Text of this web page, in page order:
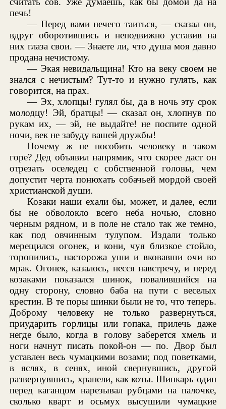
печь!
— Перед вами нечего таиться, — сказал он,
вдруг оборотившись и неподвижно уставив на
них глаза свои. — Знаете ли, что душа моя давно
продана нечистому.
— Экая невидальщина! Кто на веку своем не
знался с нечистым? Тут-то и нужно гулять, как
говорится, на прах.
— Эх, хлопцы! гулял бы, да в ночь эту срок
молодцу! Эй, братцы! — сказал он, хлопнув по
рукам их, — эй, не выдайте! не поспите одной
ночи, век не забуду вашей дружбы!
Почему ж не пособить человеку в таком
горе? Дед объявил напрямик, что скорее даст он
отрезать оселедец с собственной головы, чем
допустит черта понюхать собачьей мордой своей
христианской души.
Козаки наши ехали бы, может, и далее, если
бы не обволокло всего неба ночью, словно
черным рядном, и в поле не стало так же темно,
как под овчинным тулупом. Издали только
мерещился огонек, и кони, чуя близкое стойло,
торопились, насторожа уши и вковавши очи во
мрак. Огонек, казалось, несся навстречу, и перед
козаками показался шинок, повалившийся на
одну сторону, словно баба на пути с веселых
крестин. В те поры шинки были не то, что теперь.
Доброму человеку не только развернуться,
приударить горлицы или гопака, прилечь даже
негде было, когда в голову заберется хмель и
ноги начнут писать покой-он — по. Двор был
уставлен весь чумацкими возами; под поветками,
в яслях, в сенях, иной свернувшись, другой
развернувшись, храпели, как коты. Шинкарь один
перед каганцом нарезывал рубцами на палочке,
сколько кварт и осьмух высушили чумацкие